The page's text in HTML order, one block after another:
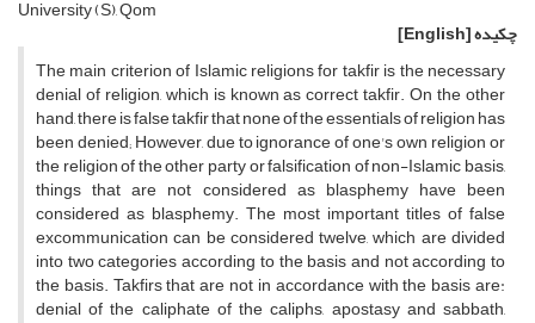
University (S), Qom
چکیده[English]
The main criterion of Islamic religions for takfir is the necessary
denial of religion, which is known as correct takfir. On the other
hand, there is false takfir that none of the essentials of religion has
been denied; However, due to ignorance of one's own religion or
the religion of the other party or falsification of non-Islamic basis,
things that are not considered as blasphemy have been
considered as blasphemy. The most important titles of false
excommunication can be considered twelve, which are divided
into two categories according to the basis and not according to
the basis. Takfirs that are not in accordance with the basis are:
denial of the caliphate of the caliphs, apostasy and sabbath,